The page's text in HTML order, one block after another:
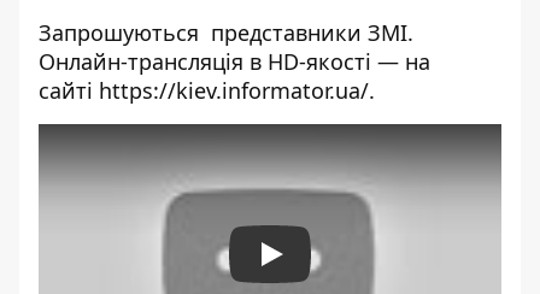
Запрошуються представники ЗМІ.
Онлайн-трансляція в HD-якості — на
сайті https://kiev.informator.ua/.
Play